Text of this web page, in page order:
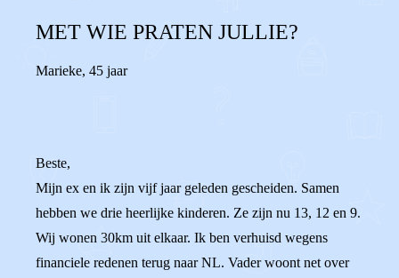
MET WIE PRATEN JULLIE?
Marieke, 45 jaar
Beste,
Mijn ex en ik zijn vijf jaar geleden gescheiden. Samen
hebben we drie heerlijke kinderen. Ze zijn nu 13, 12 en 9.
Wij wonen 30km uit elkaar. Ik ben verhuisd wegens
financiele redenen terug naar NL. Vader woont net over